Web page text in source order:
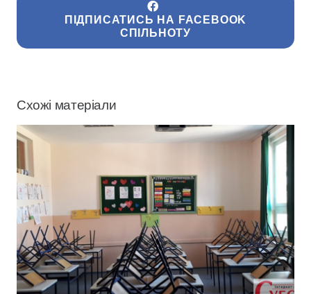
ПІДПИСАТИСЬ НА FACEBOOK
СПІЛЬНОТУ
Схожі матеріали